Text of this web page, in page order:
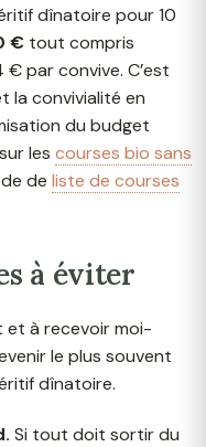
dînatoire pour 10
€ tout compris
par convive. C’est
la convivialité en
du budget
les courses bio sans
de liste de courses
à éviter
et à recevoir moi-
le plus souvent
dînatoire.
Si tout doit sortir du